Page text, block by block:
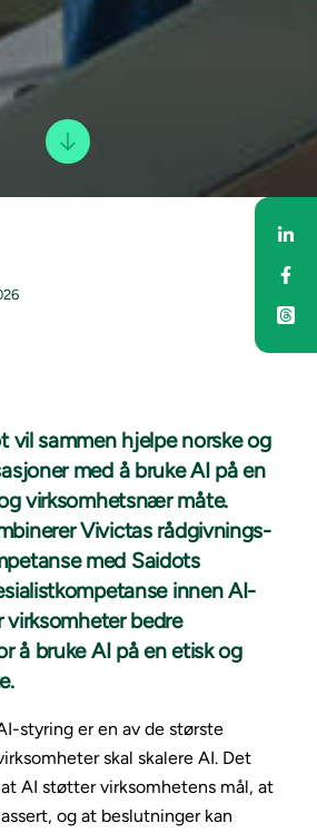
vil sammen hjelpe norske og
med å bruke AI på en
virksomhetsnær måte.
Vivictas rådgivnings-
med Saidots
innen AI-
bedre
å bruke AI på en etisk og
styring er en av de største
skal skalere AI. Det
AI støtter virksomhetens mål, at
og at beslutninger kan